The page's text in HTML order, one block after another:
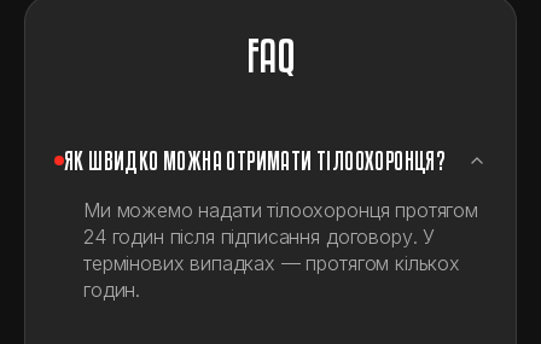
FAQ
ЯК ШВИДКО МОЖНА ОТРИМАТИ ТІЛООХОРОНЦЯ?
Ми можемо надати тілоохоронця протягом
24 годин після підписання договору. У
термінових випадках — протягом кількох
годин.